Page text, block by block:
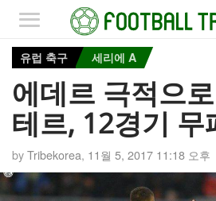
유럽 축구 세리에 A
에데르 극적으
테르, 12경기 무
byTribekorea, 11월 5, 2017 11:18 오후